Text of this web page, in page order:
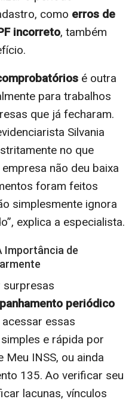
como erros de
incorreto, também
é outra
para trabalhos
que já fecharam.
Silvania
no que
não deu baixa
foram feitos
simplesmente ignora
explica a especialista.
Importância de
surpresas
periódico
essas
e rápida por
INSS, ou ainda
135. Ao verificar seu
lacunas, vínculos